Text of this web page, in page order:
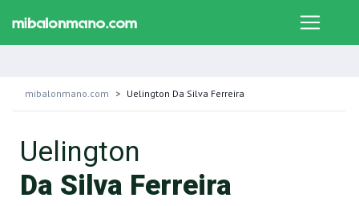
mibalonmano.com Uelington Da Silva Ferreira
Uelington
Da Silva Ferreira